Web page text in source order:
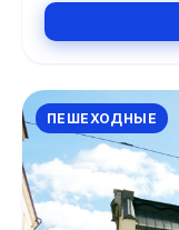
ПЕШЕХОДНЫЕ